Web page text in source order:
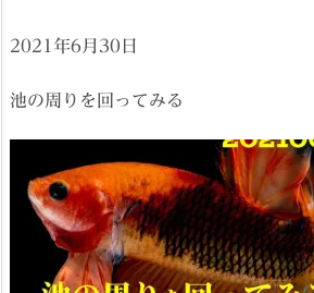
2021年6月30日
池の周りを回ってみる